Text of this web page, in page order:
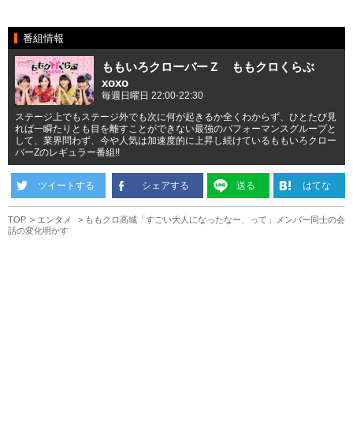
番組情報
ももいろクローバーＺ ももクロくらぶ
xoxo
毎週日曜日 22:00-22:30
ステージ上でもステージ外でも次に何が起きるか全くわからず、ひとたび見
れば一瞬たりとも目を離すことができない最強のパフォーマンスグループと
して、業界問わず、今や人気は加速度的に上昇し続けているももいろクロー
バーZのレギュラー番組!!
ツイートする シェアする 送る はてな
TOP エンタメ
ももクロ高城「すごい大人になったなー、って」メンバー同士の会
話の変化明かす